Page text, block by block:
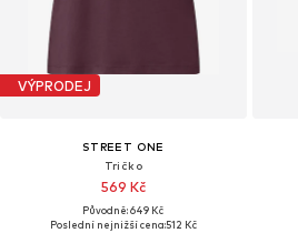
VÝPRODEJ
STREET ONE
Tričko
569 Kč
Původně: 649 Kč
Poslední nejnižší cena:512 Kč